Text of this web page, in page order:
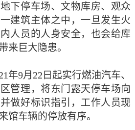
下停车场、文物库房、观众
建筑主体之中，一旦发生火
人员的人身安全，也会给库
来巨大隐患。
年9月 22 日起实行燃油汽车、
管理，将东门露天停车场向
做好标识指引，工作人员现
馆车辆的停放有序。